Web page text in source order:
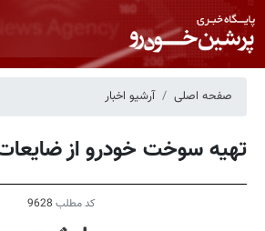
صفحه اصلی آرشیو اخبار
تهیه سوخت خودرو از
کد مطلب 9628